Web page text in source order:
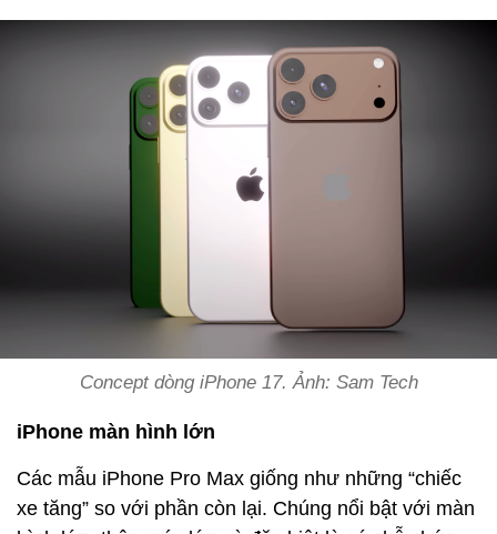
Concept dòng iPhone 17. Ảnh: Sam Tech
iPhone màn hình lớn
Các mẫu iPhone Pro Max giống như những “chiếc
xe tăng” so với phần còn lại. Chúng nổi bật với màn